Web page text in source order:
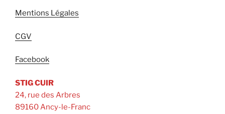
Mentions Légales
CGV
Facebook
STIG CUIR
24, rue des Arbres
89160 Ancy-le-Franc